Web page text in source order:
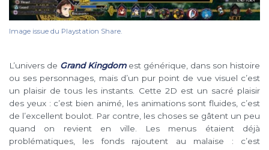
Image issue du Playstation Share.
L’univers de Grand Kingdomest générique, dans son histoire
ou ses personnages, mais d’un pur point de vue visuel c’est
un plaisir de tous les instants. Cette 2D est un sacré plaisir
des yeux : c’est bien animé, les animations sont fluides, c’est
de l’excellent boulot. Par contre, les choses se gâtent un peu
quand on revient en ville. Les menus étaient déjà
problématiques, les fonds rajoutent au malaise : c’est